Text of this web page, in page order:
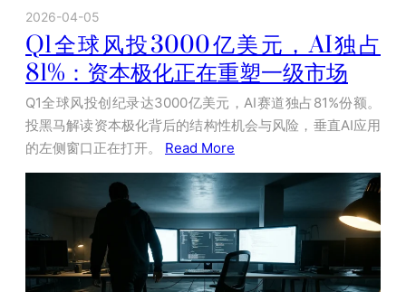
2026-04-05
Q1全球风投3000亿美元，AI独占
81%：资本极化正在重塑一级市场
Q1全球风投创纪录达3000亿美元，AI赛道独占81%份额。
投黑马解读资本极化背后的结构性机会与风险，垂直AI应用
的左侧窗口正在打开。 Read More